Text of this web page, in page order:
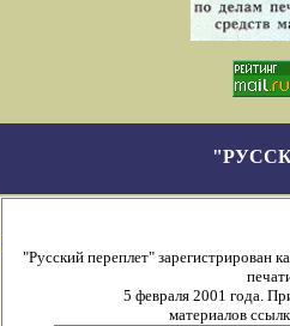
"Русский переплет" зарегистрирован
5 февраля 2001 года.
материалов